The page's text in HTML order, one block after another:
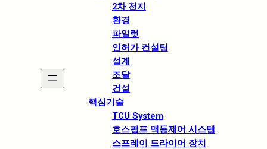
2차 전지
환경
파일럿
인허가 컨설팅
설계
조달
건설
핵심기술
TCU System
호스펌프 맥동제어 시스템
스프레이 드라이어 장치